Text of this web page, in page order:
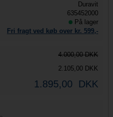
Duravit
635452000
På lager
Fri fragt ved køb over kr. 599,-
4.000,00 DKK
2.105,00 DKK
1.895,00 DKK